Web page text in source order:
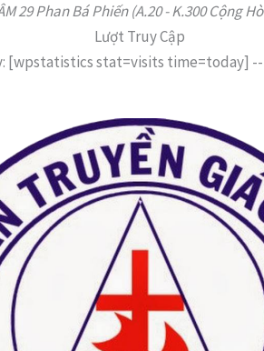
29 Phan Bá Phiến (A.20 - K.300 Cộng
Lượt Truy Cập
[wpstatistics stat=visits time=today]